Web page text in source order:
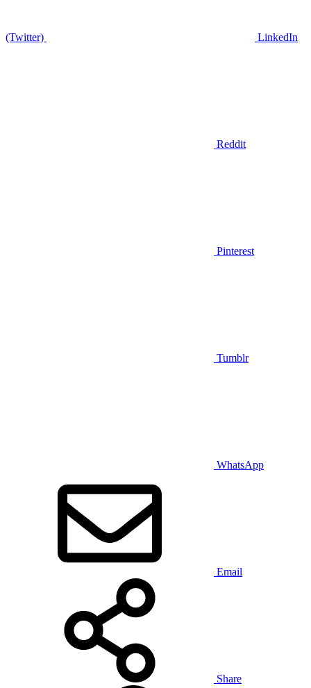
(Twitter) LinkedIn
Reddit
Pinterest
Tumblr
WhatsApp
Email
Share